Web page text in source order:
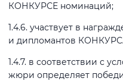
КОНКУРСЕ номинаций;
1.4.6. участвует в
и дипломантов
1.4.7. в соответствии с
жюри определяет